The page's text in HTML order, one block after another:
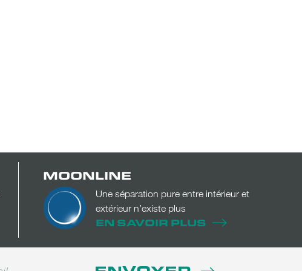
MOONLINE
Une séparation pure entre intérieur et
extérieur n’existe plus
EN SAVOIR PLUS